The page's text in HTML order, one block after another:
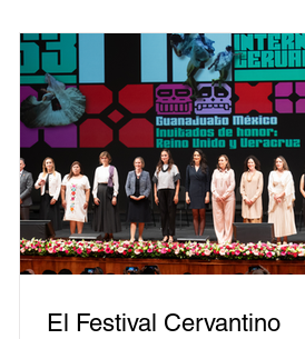
El Festival Cervantino